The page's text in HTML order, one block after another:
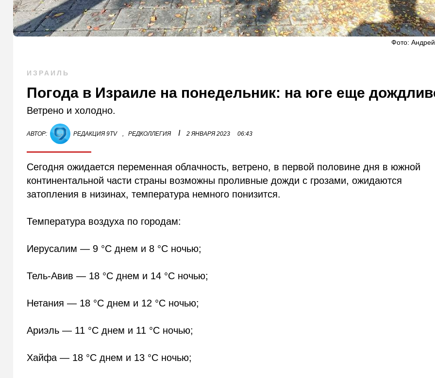
Фото:
ИЗРАИЛЬ
Погода в Израиле на понедельник: на юге еще
Ветрено и холодно.
АВТОР: РЕДАКЦИЯ 9TV , РЕДКОЛЛЕГИЯ I 2 ЯНВАРЯ 2023 06:43
Сегодня ожидается переменная облачность, ветрено, в первой половине дня в южной
континентальной части страны возможны проливные дожди с грозами, ожидаются
затопления в низинах, температура немного понизится.
Температура воздуха по городам:
Иерусалим — 9 °C днем и 8 °C ночью;
Тель-Авив — 18 °C днем и 14 °C ночью;
Нетания — 18 °C днем и 12 °C ночью;
Ариэль — 11 °C днем и 11 °C ночью;
Хайфа — 18 °C днем и 13 °C ночью;